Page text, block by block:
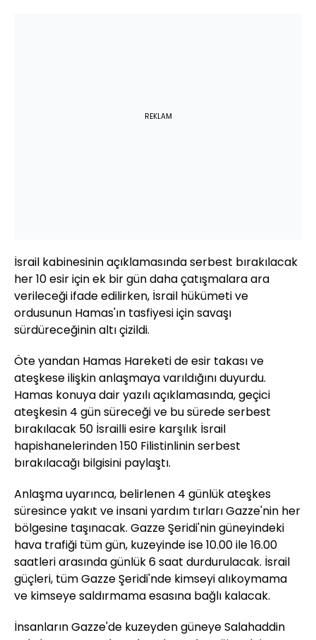
REKLAM
İsrail kabinesinin açıklamasında serbest bırakılacak
her 10 esir için ek bir gün daha çatışmalara ara
verileceği ifade edilirken, İsrail hükümeti ve
ordusunun Hamas'ın tasfiyesi için savaşı
sürdüreceğinin altı çizildi.
Öte yandan Hamas Hareketi de esir takası ve
ateşkese ilişkin anlaşmaya varıldığını duyurdu.
Hamas konuya dair yazılı açıklamasında, geçici
ateşkesin 4 gün süreceği ve bu sürede serbest
bırakılacak 50 İsrailli esire karşılık İsrail
hapishanelerinden 150 Filistinlinin serbest
bırakılacağı bilgisini paylaştı.
Anlaşma uyarınca, belirlenen 4 günlük ateşkes
süresince yakıt ve insani yardım tırları Gazze'nin her
bölgesine taşınacak. Gazze Şeridi'nin güneyindeki
hava trafiği tüm gün, kuzeyinde ise 10.00 ile 16.00
saatleri arasında günlük 6 saat durdurulacak. İsrail
güçleri, tüm Gazze Şeridi'nde kimseyi alıkoymama
ve kimseye saldırmama esasına bağlı kalacak.
İnsanların Gazze'de kuzeyden güneye Salahaddin